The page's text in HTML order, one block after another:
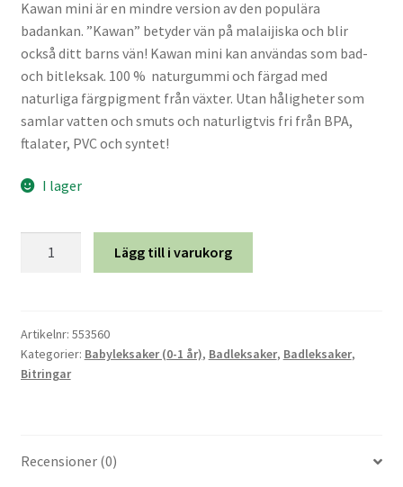
Kamelull
Kokoskautschuk
Merino lammull
Naturgummi
Skötselråd
Våra material
Om Askur & Embla
Varför ekologiskt till ditt barn?
Kawan mini är en mindre version av den populära
badankan. ”Kawan” betyder vän på malaijiska och blir
också ditt barns vän! Kawan mini kan användas som bad-
och bitleksak. 100 % naturgummi och färgad med
naturliga färgpigment från växter. Utan håligheter som
samlar vatten och smuts och naturligtvis fri från BPA,
ftalater, PVC och syntet!
I lager
mängd
Lägg till i varukorg
Artikelnr: 553560
Kategorier: Babyleksaker (0-1 år), Badleksaker, Badleksaker,
Bitringar
Recensioner (0)